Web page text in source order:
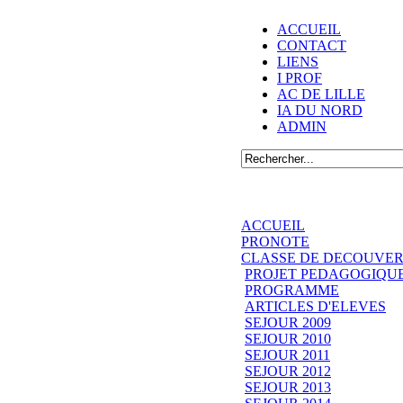
ACCUEIL
CONTACT
LIENS
I PROF
AC DE LILLE
IA DU NORD
ADMIN
ACCUEIL
PRONOTE
CLASSE DE
PROJET
PROGRAMME
ARTICLES D'ELEVES
SEJOUR 2009
SEJOUR 2010
SEJOUR 2011
SEJOUR 2012
SEJOUR 2013